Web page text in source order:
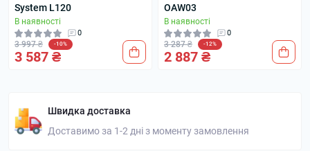
System L120
В наявності
0
3 997 ₴ -10%
3 587 ₴
OAW03
В наявності
0
3 287 ₴ -12%
2 887 ₴
Швидка доставка
Доставимо за 1-2 дні з моменту замовлення